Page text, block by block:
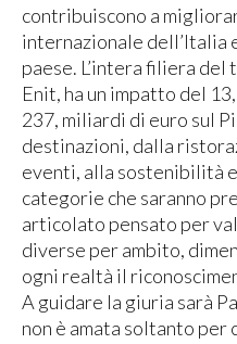
contribuiscono a
internazionale dell’Italia
paese. L’intera filiera del
Enit, ha un impatto del
237, miliardi di euro sul
destinazioni, dalla
eventi, alla sostenibilità
categorie che saranno
articolato pensato per
diverse per ambito,
ogni realtà il
A guidare la giuria sarà
non è amata soltanto per